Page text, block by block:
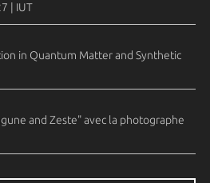
| IUT
in Quantum Matter and Synthetic
and Zeste" avec la photographe